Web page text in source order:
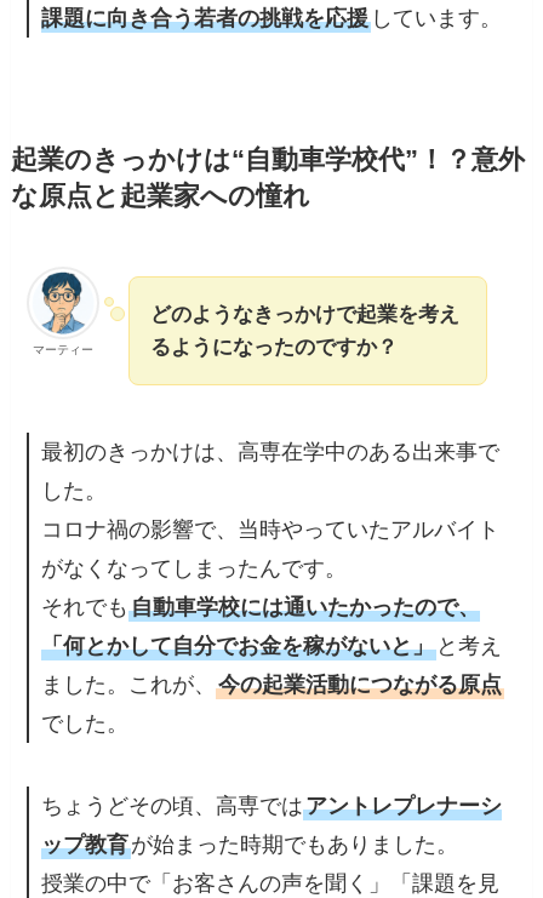
課題に向き合う若者の挑戦を応援 しています。
起業のきっかけは“自動車学校代”！？意外
な原点と起業家への憧れ
マーティー
どのようなきっかけで起業を考え
るようになったのですか？
最初のきっかけは、高専在学中のある出来事で
した。
コロナ禍の影響で、当時やっていたアルバイト
がなくなってしまったんです。
それでも自動車学校には通いたかったので、
「何とかして自分でお金を稼がないと」 と考え
ました。これが、今の起業活動につながる原点
でした。
ちょうどその頃、高専ではアントレプレナーシ
ップ教育が始まった時期でもありました。
授業の中で「お客さんの声を聞く」「課題を見